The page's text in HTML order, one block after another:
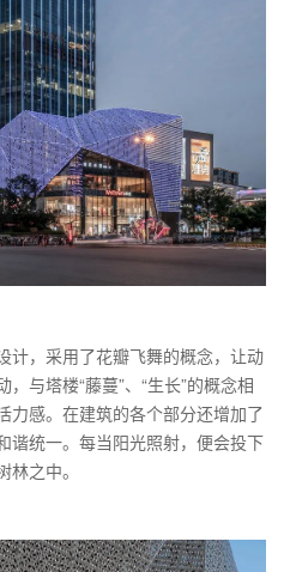
计，采用了花瓣飞舞的概念，让动
与塔楼“藤蔓”、“生长”的概念相
力感。在建筑的各个部分还增加了
谐统一。每当阳光照射，便会投下
之中。